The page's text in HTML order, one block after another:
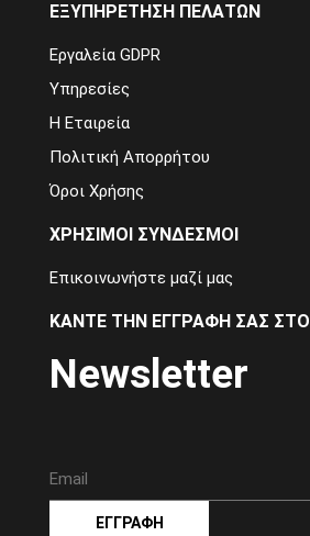
ΕΞΥΠΗΡΕΤΗΣΗ ΠΕΛΑΤΩΝ
Εργαλεία GDPR
Υπηρεσίες
Η Εταιρεία
Πολιτική Απορρήτου
Όροι Χρήσης
ΧΡΗΣΙΜΟΙ ΣΥΝΔΕΣΜΟΙ
Επικοινωνήστε μαζί μας
ΚΑΝΤΕ ΤΗΝ ΕΓΓΡΑΦΗ ΣΑΣ ΣΤΟ
Newsletter
ΕΓΓΡΑΦΗ